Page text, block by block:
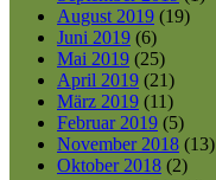
August 2019 (19)
Juni 2019 (6)
Mai 2019 (25)
April 2019 (21)
März 2019 (11)
Februar 2019 (5)
November 2018 (13)
Oktober 2018 (2)